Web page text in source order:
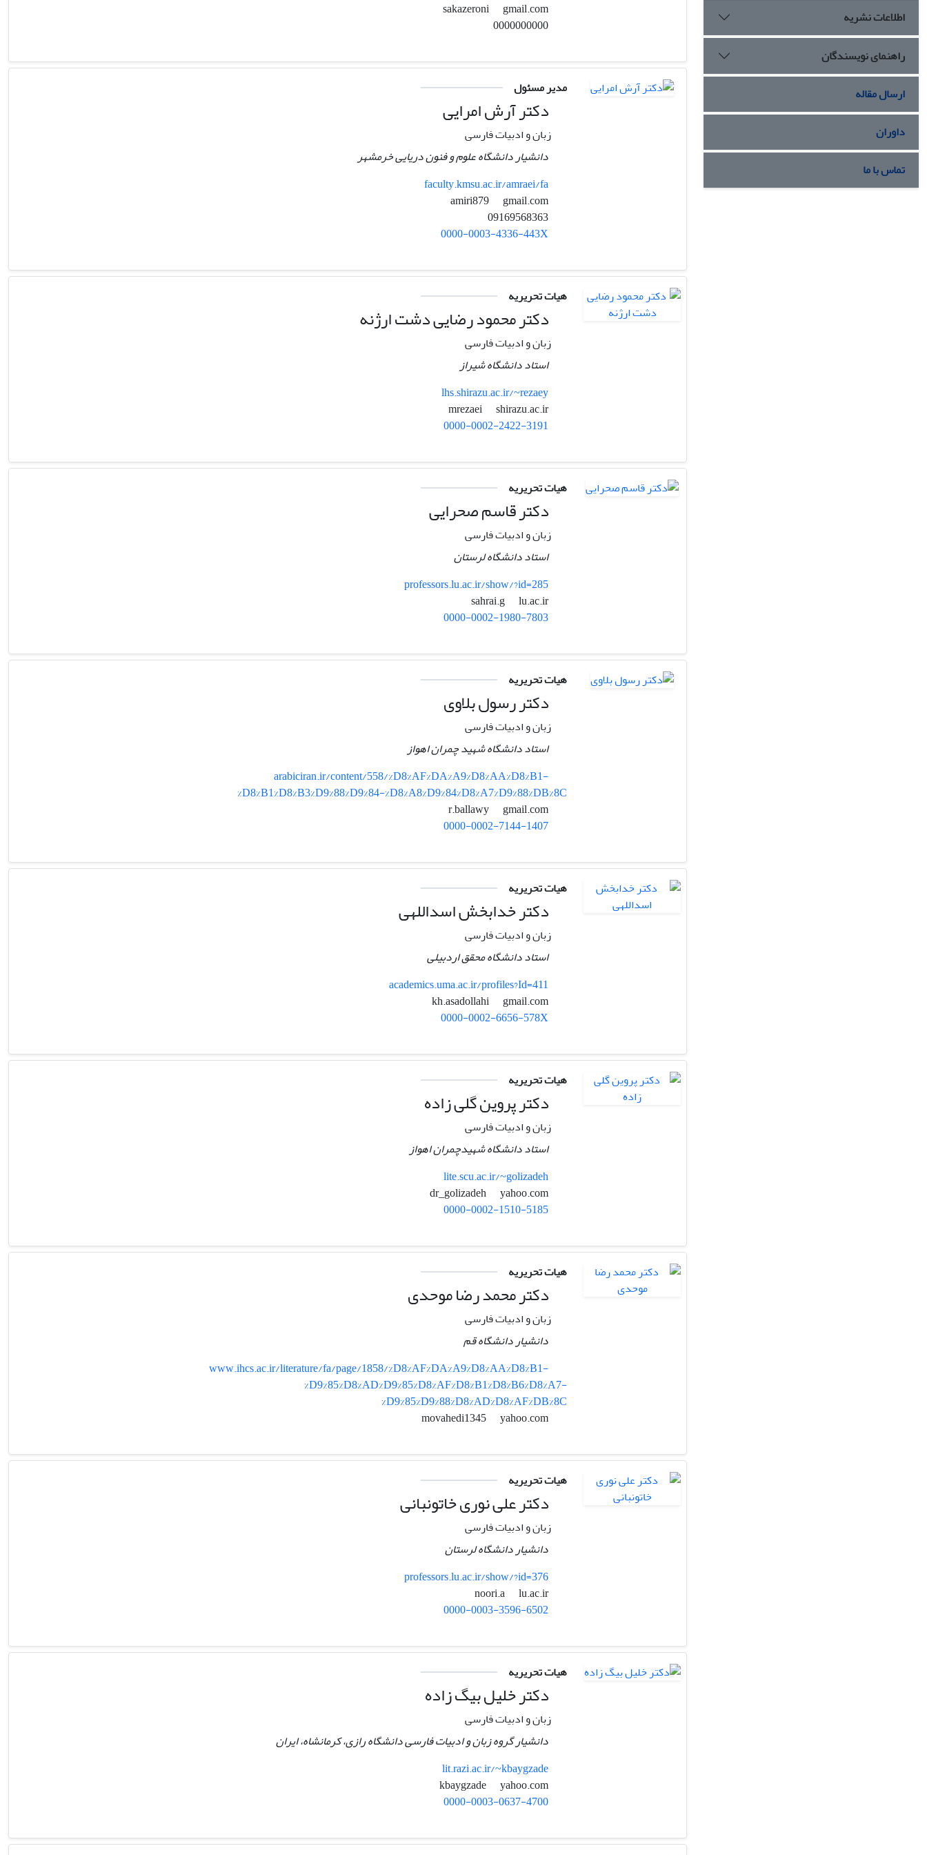
اطلاعات نشریه
راهنمای نویسندگان
ارسال مقاله
داوران
تماس با ما
gmail.com
مدیر مسئول
دکتر آرش امرایی
زبان و ادبیات فارسی
دانشیار دانشگاه علوم و فنون دریایی خرمشهر
faculty.kmsu.ac.ir/amraei/fa
gmail.com
0000-0003-4336-443X
هیات تحریریه
دکتر محمود رضایی دشت ارژنه
زبان و ادبیات فارسی
استاد دانشگاه شیراز
lhs.shirazu.ac.ir/~rezaey
mrezaei
shirazu.ac.ir
0000-0002-2422-3191
هیات تحریریه
دکتر قاسم صحرایی
زبان و ادبیات فارسی
استاد دانشگاه لرستان
professors.lu.ac.ir/show/?id=285
sahrai.g
lu.ac.ir
0000-0002-1980-7803
هیات تحریریه
دکتر رسول بلاوی
زبان و ادبیات فارسی
استاد دانشگاه شهید چمران اهواز
arabiciran.ir/content/558/%D8%AF%DA%A9%D8%AA%D8%B1-
%D8%B1%D8%B3%D9%88%D9%84-%D8%A8%D9%84%D8%A7%D9%88%DB%8C
gmail.com
0000-0002-7144-1407
هیات تحریریه
دکتر خدابخش اسداللهی
زبان و ادبیات فارسی
استاد دانشگاه محقق اردبیلی
academics.uma.ac.ir/profiles?Id=411
gmail.com
0000-0002-6656-578X
هیات تحریریه
دکتر پروین گلی زاده
زبان و ادبیات فارسی
استاد دانشگاه شهیدچمران اهواز
lite.scu.ac.ir/~golizadeh
yahoo.com
0000-0002-1510-5185
هیات تحریریه
دکتر محمد رضا موحدی
زبان و ادبیات فارسی
دانشیار دانشگاه قم
www.ihcs.ac.ir/literature/fa/page/1858/%D8%AF%DA%A9%D8%AA%D8%B1-
%D9%85%D8%AD%D9%85%D8%AF%D8%B1%D8%B6%D8%A7-
%D9%85%D9%88%D8%AD%D8%AF%DB%8C
yahoo.com
هیات تحریریه
دکتر علی نوری خاتونبانی
زبان و ادبیات فارسی
دانشیار دانشگاه لرستان
professors.lu.ac.ir/show/?id=376
noori.a
lu.ac.ir
0000-0003-3596-6502
هیات تحریریه
دکتر خلیل بیگ زاده
زبان و ادبیات فارسی
دانشیار گروه زبان و ادبیات فارسی دانشگاه رازی، کرمانشاه، ایران
lit.razi.ac.ir/~kbaygzade
yahoo.com
0000-0003-0637-4700